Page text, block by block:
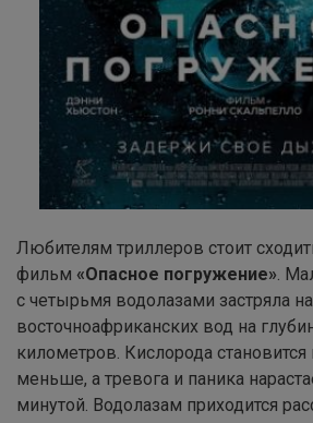
Любителям триллеров стоит
фильм «Опасное погружение».
с четырьмя водолазами застряла
восточноафриканских вод на
километров. Кислорода
меньше, а тревога и паника
минутой. Водолазам приходится